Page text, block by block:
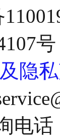
隐
电话